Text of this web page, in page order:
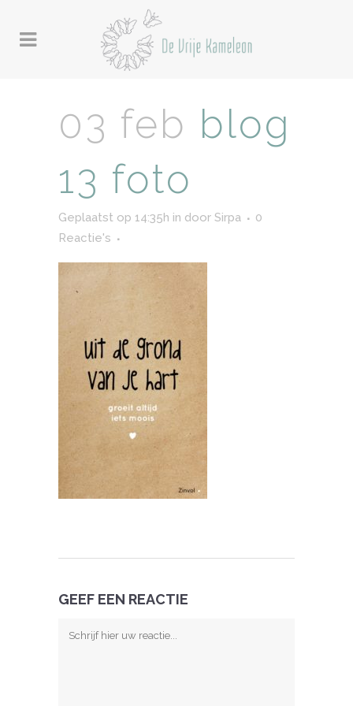
03 feb blog
13 foto
Geplaatst op 14:35h in door Sirpa
0
Reactie's
GEEF EEN REACTIE